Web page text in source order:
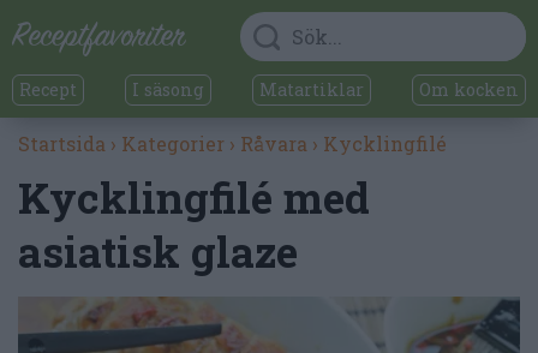
Recept I säsong Matartiklar Om kocken
Startsida › Kategorier › Råvara › Kycklingfilé
Kycklingfilé med
asiatisk glaze